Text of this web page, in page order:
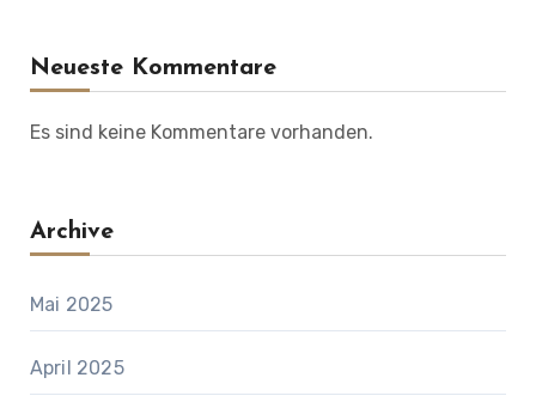
Neueste Kommentare
Es sind keine Kommentare vorhanden.
Archive
Mai 2025
April 2025